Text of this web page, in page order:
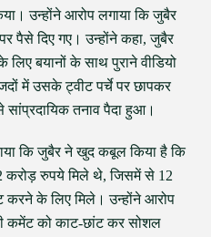
उन्होंने आरोप लगाया कि जुबैर
पैसे दिए गए। उन्होंने कहा, जुबैर
बयानों के साथ पुराने वीडियो
में उसके ट्वीट पर्चे पर छापकर
तनाव पैदा हुआ।
कि जुबैर ने खुद कबूल किया है कि
करोड़ रुपये मिले थे, जिसमें से 12
करने के लिए मिले। उन्होंने आरोप
कमेंट को काट-छांट कर सोशल